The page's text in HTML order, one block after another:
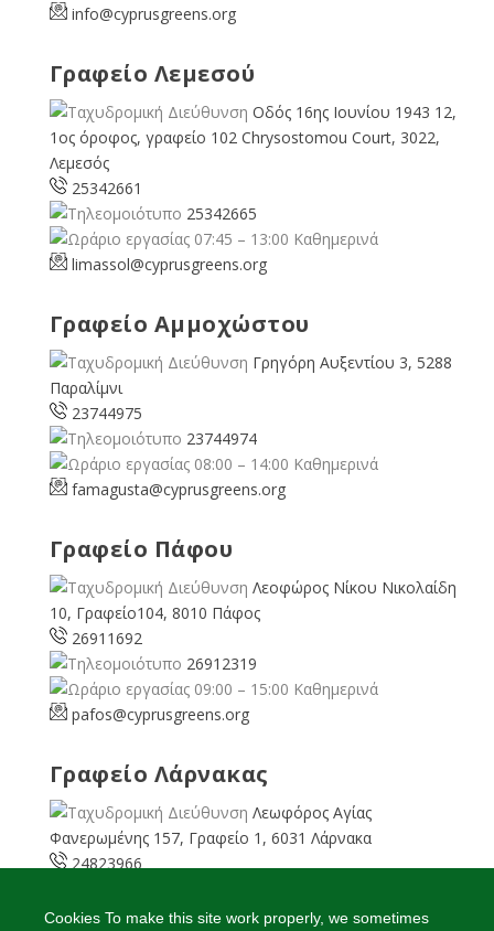
info@cyprusgreens.org
Γραφείο Λεμεσού
Οδός 16ης Ιουνίου 1943 12,
1ος όροφος, γραφείο 102 Chrysostomou Court, 3022,
Λεμεσός
25342661
25342665
07:45 – 13:00 Καθημερινά
limassol@cyprusgreens.org
Γραφείο Αμμοχώστου
Γρηγόρη Αυξεντίου 3, 5288
Παραλίμνι
23744975
23744974
08:00 – 14:00 Καθημερινά
famagusta@cyprusgreens.org
Γραφείο Πάφου
Λεοφώρος Νίκου Νικολαίδη
10, Γραφείο104, 8010 Πάφος
26911692
26912319
09:00 – 15:00 Καθημερινά
pafos@cyprusgreens.org
Γραφείο Λάρνακας
Λεωφόρος Αγίας
Φανερωμένης 157, Γραφείο 1, 6031 Λάρνακα
24823966
08:00 – 16:00 Καθημερινά
Cookies To make this site work properly, we sometimes